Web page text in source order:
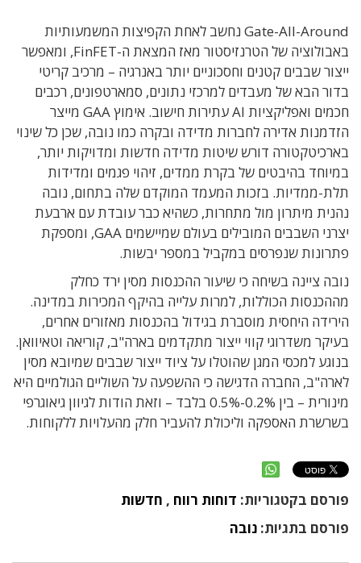
Gate-All-Around נחשב לאחת הקפיצות המשמעותיות
באבולוציה של הטרנזיסטור מאז המצאת ה-FinFET, ומאפשר
ייצור שבבים קטנים וחסכוניים יותר באנרגיה – מרכיב קריטי
בדור הבא של מעבדים למרכזי נתונים, סמארטפונים, רכבים
חכמים ואפליקציות AI עתירות חישוב. אימוץ GAA מייצר
הזדמנות אדירה לחברות מדידה ובקרה כמו נובה, שכן כל שינוי
בארכיטקטורה דורש שיטות מדידה חדשות ומדויקות יותר,
במיוחד בהיבטים של בקרת ממדים, זיהוי פגמים ומדידות
תלת-ממדיות. בזכות המעמד המוקדם שלה בתחום, נובה
נהנית מיתרון מול מתחרות, כשהיא כבר עובדת עם ארבעת
יצרני השבבים המובילים בעולם שמיישמים GAA, ומספקת
פתרונות שנפרסים במקביל במספר יבשות.
נובה ציינה בשיחה כי שיעור ההכנסות מסין ירד כחלק
מההכנסות הכוללות, למרות עלייה בהיקף המכירות במדינה.
הירידה היחסית מוסברת בגידול בהכנסות מאזורים אחרים,
בעיקר משדרוגי קווי ייצור מתקדמים בארה"ב, קוריאה וטאיוואן.
בנוגע למכסי המגן שהוטלו על ציוד ייצור שבבים שמיובא מסין
לארה"ב, החברה הדגישה כי ההשפעה על השוליים הגולמיים היא
מינורית – בין 0.2%-0.5% בלבד – וזאת הודות לגיוון גיאוגרפי
בשרשרת האספקה וליכולת להעביר חלק מהעלויות ללקוחות.
פורסם בקטגוריות: דוחות רווח , חדשות
פורסם בתגיות: נובה